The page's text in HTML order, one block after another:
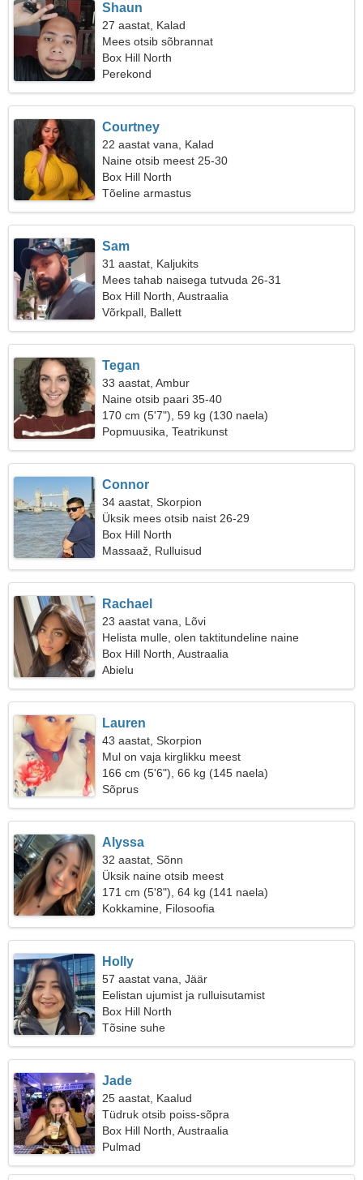
Shaun
27 aastat, Kalad
Mees otsib sõbrannat
Box Hill North
Perekond
Courtney
22 aastat vana, Kalad
Naine otsib meest 25-30
Box Hill North
Tõeline armastus
Sam
31 aastat, Kaljukits
Mees tahab naisega tutvuda 26-31
Box Hill North, Austraalia
Võrkpall, Ballett
Tegan
33 aastat, Ambur
Naine otsib paari 35-40
170 cm (5'7"), 59 kg (130 naela)
Popmuusika, Teatrikunst
Connor
34 aastat, Skorpion
Üksik mees otsib naist 26-29
Box Hill North
Massaaž, Rulluisud
Rachael
23 aastat vana, Lõvi
Helista mulle, olen taktitundeline naine
Box Hill North, Austraalia
Abielu
Lauren
43 aastat, Skorpion
Mul on vaja kirglikku meest
166 cm (5'6"), 66 kg (145 naela)
Sõprus
Alyssa
32 aastat, Sõnn
Üksik naine otsib meest
171 cm (5'8"), 64 kg (141 naela)
Kokkamine, Filosoofia
Holly
57 aastat vana, Jäär
Eelistan ujumist ja rulluisutamist
Box Hill North
Tõsine suhe
Jade
25 aastat, Kaalud
Tüdruk otsib poiss-sõpra
Box Hill North, Austraalia
Pulmad